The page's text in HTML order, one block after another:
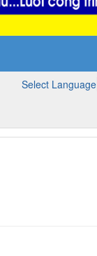
Select Language